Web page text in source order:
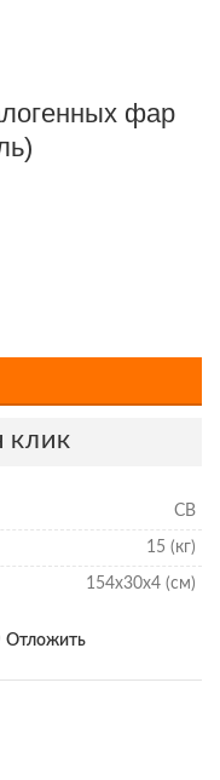
фар
КЛИК
СВ
15 (кг)
154х30х4 (см)
Отложить